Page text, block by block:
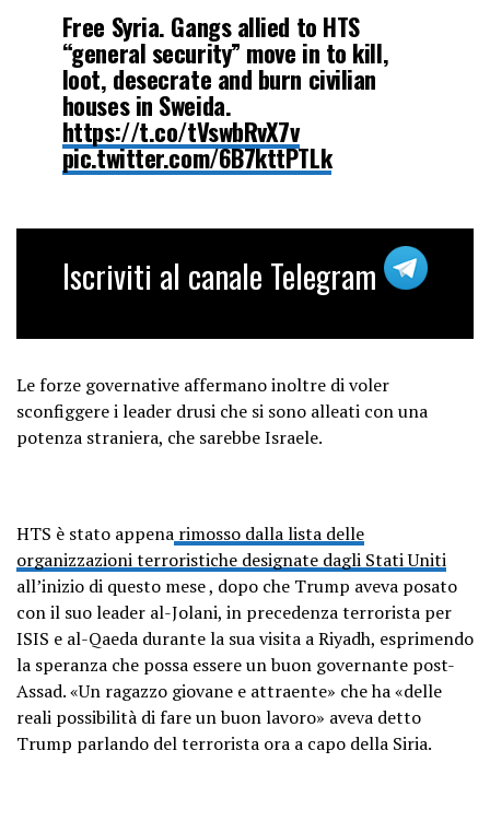
pic.twitter.com/UnXmqrniWV
— Vanessa Beeley (@VanessaBeeley)
July 19, 2025
Free Syria. Gangs allied to HTS
“general security” move in to kill,
loot, desecrate and burn civilian
houses in Sweida.
https://t.co/tVswbRvX7v
pic.twitter.com/6B7kttPTLk
Iscriviti al canale Telegram
Le forze governative affermano inoltre di voler
sconfiggere i leader drusi che si sono alleati con una
potenza straniera, che sarebbe Israele.
HTS è stato appena rimosso dalla lista delle
organizzazioni terroristiche designate dagli Stati Uniti
all’inizio di questo mese , dopo che Trump aveva posato
con il suo leader al-Jolani, in precedenza terrorista per
ISIS e al-Qaeda durante la sua visita a Riyadh, esprimendo
la speranza che possa essere un buon governante post-
Assad. «Un ragazzo giovane e attraente» che ha «delle
reali possibilità di fare un buon lavoro» aveva detto
Trump parlando del terrorista ora a capo della Siria.